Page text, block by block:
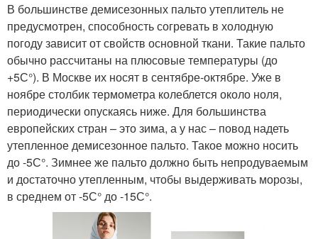
В большинстве демисезонных пальто утеплитель не
предусмотрен, способность согревать в холодную
погоду зависит от свойств основной ткани. Такие пальто
обычно рассчитаны на плюсовые температуры (до
+5С°). В Москве их носят в сентябре-октябре. Уже в
ноябре столбик термометра колеблется около ноля,
периодически опускаясь ниже. Для большинства
европейских стран – это зима, а у нас – повод надеть
утепленное демисезонное пальто. Такое можно носить
до -5С°. Зимнее же пальто должно быть непродуваемым
и достаточно утепленным, чтобы выдерживать морозы,
в среднем от -5С° до -15С°.